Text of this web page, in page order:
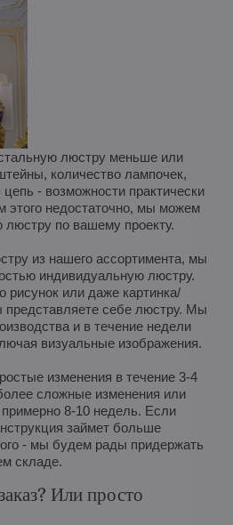
люстру меньше или
количество лампочек,
- возможности практически
этого недостаточно, мы можем
люстру по вашему проекту.
из нашего ассортимента, мы
индивидуальную люстру.
рисунок или даже картинка/
представляете себе люстру. Мы
и в течение недели
визуальные изображения.
изменения в течение 3-4
сложные изменения или
8-10 недель. Если
займет больше
- мы будем рады придержать
складе.
Или просто